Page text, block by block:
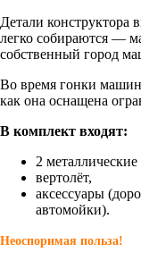
Детали конструктора
легко собираются —
собственный город
Во время гонки
как она оснащена
В комплект входят:
2
вертолёт,
аксессуары
автомойки).
Неоспоримая польза!